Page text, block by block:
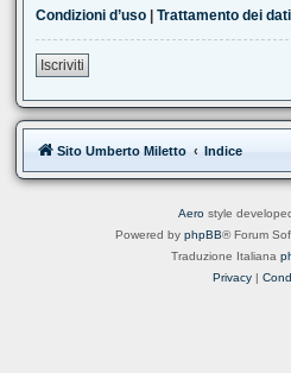
Condizioni d’uso | Trattamento dei
Iscriviti
Sito Umberto Miletto Indice
Aero style
Powered by phpBB® Forum
Traduzione Italiana
Privacy |